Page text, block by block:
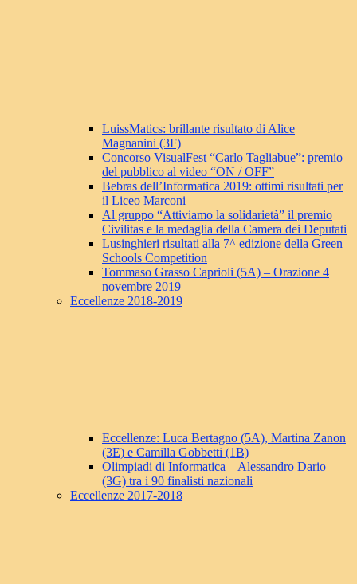
LuissMatics: brillante risultato di Alice
Magnanini (3F)
Concorso VisualFest “Carlo Tagliabue”: premio
del pubblico al video “ON / OFF”
Bebras dell’Informatica 2019: ottimi risultati per
il Liceo Marconi
Al gruppo “Attiviamo la solidarietà” il premio
Civilitas e la medaglia della Camera dei Deputati
Lusinghieri risultati alla 7^ edizione della Green
Schools Competition
Tommaso Grasso Caprioli (5A) – Orazione 4
novembre 2019
Eccellenze 2018-2019
Eccellenze: Luca Bertagno (5A), Martina Zanon
(3E) e Camilla Gobbetti (1B)
Olimpiadi di Informatica – Alessandro Dario
(3G) tra i 90 finalisti nazionali
Eccellenze 2017-2018